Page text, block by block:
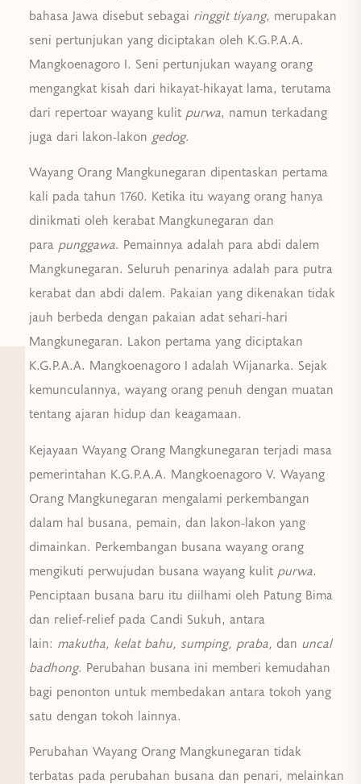
bahasa Jawa disebut sebagai ringgit tiyang, merupakan
seni pertunjukan yang diciptakan oleh K.G.P.A.A.
Mangkoenagoro I. Seni pertunjukan wayang orang
mengangkat kisah dari hikayat-hikayat lama, terutama
dari repertoar wayang kulit purwa, namun terkadang
juga dari lakon-lakon gedog.
Wayang Orang Mangkunegaran dipentaskan pertama
kali pada tahun 1760. Ketika itu wayang orang hanya
dinikmati oleh kerabat Mangkunegaran dan
para punggawa. Pemainnya adalah para abdi dalem
Mangkunegaran. Seluruh penarinya adalah para putra
kerabat dan abdi dalem. Pakaian yang dikenakan tidak
jauh berbeda dengan pakaian adat sehari-hari
Mangkunegaran. Lakon pertama yang diciptakan
K.G.P.A.A. Mangkoenagoro I adalah Wijanarka. Sejak
kemunculannya, wayang orang penuh dengan muatan
tentang ajaran hidup dan keagamaan.
Kejayaan Wayang Orang Mangkunegaran terjadi masa
pemerintahan K.G.P.A.A. Mangkoenagoro V. Wayang
Orang Mangkunegaran mengalami perkembangan
dalam hal busana, pemain, dan lakon-lakon yang
dimainkan. Perkembangan busana wayang orang
mengikuti perwujudan busana wayang kulit purwa.
Penciptaan busana baru itu diilhami oleh Patung Bima
dan relief-relief pada Candi Sukuh, antara
lain: makutha, kelat bahu, sumping, praba, dan uncal
badhong. Perubahan busana ini memberi kemudahan
bagi penonton untuk membedakan antara tokoh yang
satu dengan tokoh lainnya.
Perubahan Wayang Orang Mangkunegaran tidak
terbatas pada perubahan busana dan penari, melainkan